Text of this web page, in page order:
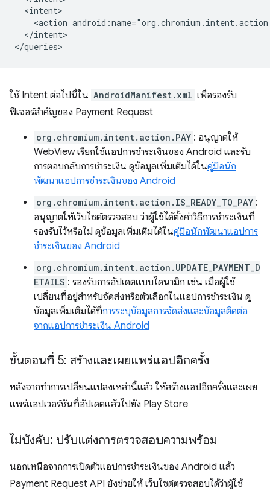
<action
</intent>
ใช้ Intent ต่อไปนี้ใน AndroidManifest.xml เพื่อรองรับ
ฟีเจอร์สำคัญของ Payment Request
org.chromium.intent.action.PAY : อนุญาตให้
WebView เรียกใช้แอปการชำระเงินของ Android และรับ
การตอบกลับการชำระเงิน ดูข้อมูลเพิ่มเติมได้ในคู่มือนัก
พัฒนาแอปการชำระเงินของ Android
org.chromium.intent.action.IS_READY_TO_PAY :
อนุญาตให้เว็บไซต์ตรวจสอบ ว่าผู้ใช้ได้ตั้งค่าวิธีการชำระเงินที่
รองรับไว้หรือไม่ ดูข้อมูลเพิ่มเติมได้ในคู่มือนักพัฒนาแอปการ
ชำระเงินของ Android
org.chromium.intent.action.UPDATE_PAYMENT_D
ETAILS : รองรับการอัปเดตแบบไดนามิก เช่น เมื่อผู้ใช้
เปลี่ยนที่อยู่สำหรับจัดส่งหรือตัวเลือกในแอปการชำระเงิน ดู
ข้อมูลเพิ่มเติมได้ที่การระบุข้อมูลการจัดส่งและข้อมูลติดต่อ
จากแอปการชำระเงิน Android
ขั้นตอนที่ 5: สร้างและเผยแพร่แอปอีกครั้ง
หลังจากทำการเปลี่ยนแปลงเหล่านี้แล้ว ให้สร้างแอปอีกครั้งและเผย
แพร่แอปเวอร์ชันที่อัปเดตแล้วไปยัง Play Store
ไม่บังคับ: ปรับแต่งการตรวจสอบความพร้อม
นอกเหนือจากการเปิดตัวแอปการชำระเงินของ Android แล้ว
Payment Request API ยังช่วยให้ เว็บไซต์ตรวจสอบได้ว่าผู้ใช้